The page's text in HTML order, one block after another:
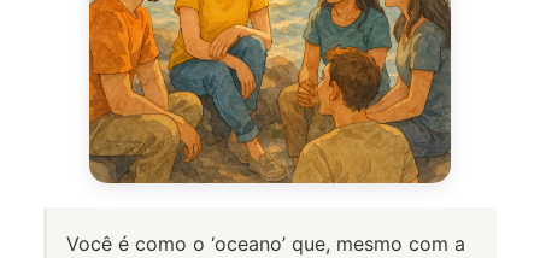
Você é como o ‘oceano’ que, mesmo com a